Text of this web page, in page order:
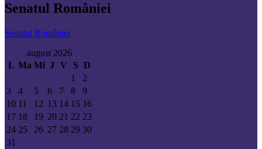
Senatul României
Senatul României
august 2026
L Ma Mi J V S D
1
2
3
4 5 6 7 8
9
10 11 12 13 14 15 16
17 18 19 20 21 22 23
24 25 26 27 28 29 30
31